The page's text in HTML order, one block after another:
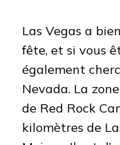
Las Vegas a
fête, et si vous
également
Nevada. La
de Red Rock
kilomètres de